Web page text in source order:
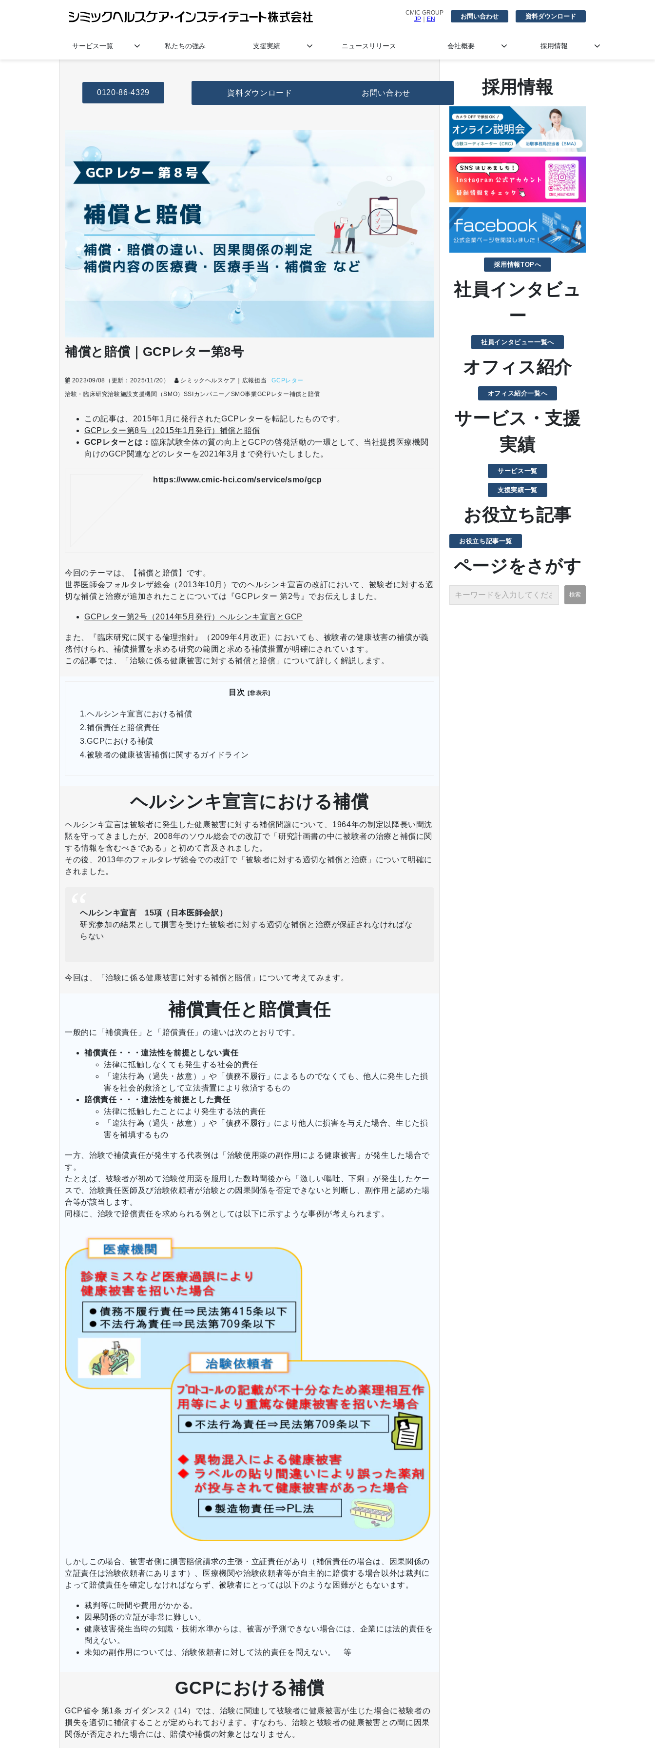
CMIC GROUP
JP｜ EN お問い合わせ 資料ダウンロード
サービス一覧 私たちの強み 支援実績 ニュースリリース 会社概要 採用情報
0120-86-4329 資料ダウンロード お問い合わせ
補償と賠償｜GCPレター第8号
2023/09/08 （更新： 2025/11/20 ） シミックヘルスケア｜広報担当
GCPレター
治験・臨床研究治験施設支援機関（SMO） SSIカンパニー／SMO事業GCPレター補償と賠償
この記事は、2015年1月に発行されたGCPレターを転記したものです。
GCPレター第8号（2015年1月発行）補償と賠償
GCPレターとは： 臨床試験全体の質の向上とGCPの啓発活動の一環として、当社提携医療機関
向けのGCP関連などのレターを2021年3月まで発行いたしました。
https://www.cmic-hci.com/service/smo/gcp
今回のテーマは、【補償と賠償】です。
世界医師会フォルタレザ総会（2013年10月）でのヘルシンキ宣言の改訂において、被験者に対する適
切な補償と治療が追加されたことについては『GCPレター 第2号』でお伝えしました。
GCPレター第2号（2014年5月発行）ヘルシンキ宣言とGCP
また、『臨床研究に関する倫理指針』（2009年4月改正）においても、被験者の健康被害の補償が義
務付けられ、補償措置を求める研究の範囲と求める補償措置が明確にされています。
この記事では、「治験に係る健康被害に対する補償と賠償」について詳しく解説します。
目次 [非表示]
1.ヘルシンキ宣言における補償
2.補償責任と賠償責任
3.GCPにおける補償
4.被験者の健康被害補償に関するガイドライン
ヘルシンキ宣言における補償
ヘルシンキ宣言は被験者に発生した健康被害に対する補償問題について、1964年の制定以降長い間沈
黙を守ってきましたが、2008年のソウル総会での改訂で「研究計画書の中に被験者の治療と補償に関
する情報を含むべきである」と初めて言及されました。
その後、2013年のフォルタレザ総会での改訂で「被験者に対する適切な補償と治療」について明確に
されました。
ヘルシンキ宣言 15項（日本医師会訳）
研究参加の結果として損害を受けた被験者に対する適切な補償と治療が保証されなければな
らない
今回は、「治験に係る健康被害に対する補償と賠償」について考えてみます。
補償責任と賠償責任
一般的に「補償責任」と「賠償責任」の違いは次のとおりです。
補償責任・・・違法性を前提としない責任
法律に抵触しなくても発生する社会的責任
「違法行為（過失・故意）」や「債務不履行」によるものでなくても、他人に発生した損
害を社会的救済として立法措置により救済するもの
賠償責任・・・違法性を前提とした責任
法律に抵触したことにより発生する法的責任
「違法行為（過失・故意）」や「債務不履行」により他人に損害を与えた場合、生じた損
害を補填するもの
一方、治験で補償責任が発生する代表例は「治験使用薬の副作用による健康被害」が発生した場合で
す。
たとえば、被験者が初めて治験使用薬を服用した数時間後から「激しい嘔吐、下痢」が発生したケー
スで、治験責任医師及び治験依頼者が治験との因果関係を否定できないと判断し、副作用と認めた場
合等が該当します。
同様に、治験で賠償責任を求められる例としては以下に示すような事例が考えられます。
しかしこの場合、被害者側に損害賠償請求の主張・立証責任があり（補償責任の場合は、因果関係の
立証責任は治験依頼者にあります）、医療機関や治験依頼者等が自主的に賠償する場合以外は裁判に
よって賠償責任を確定しなければならず、被験者にとっては以下のような困難がともないます。
裁判等に時間や費用がかかる。
因果関係の立証が非常に難しい。
健康被害発生当時の知識・技術水準からは、被害が予測できない場合には、企業には法的責任を
問えない。
未知の副作用については、治験依頼者に対して法的責任を問えない。 等
GCPにおける補償
GCP省令 第1条 ガイダンス2（14）では、治験に関連して被験者に健康被害が生じた場合に被験者の
損失を適切に補償することが定められております。すなわち、治験と被験者の健康被害との間に因果
関係が否定された場合には、賠償や補償の対象とはなりません。
採用情報
採用情報TOPへ
社員インタビュ
ー
社員インタビュー一覧へ
オフィス紹介
オフィス紹介一覧へ
サービス・支援
実績
サービス一覧
支援実績一覧
お役立ち記事
お役立ち記事一覧
ページをさがす